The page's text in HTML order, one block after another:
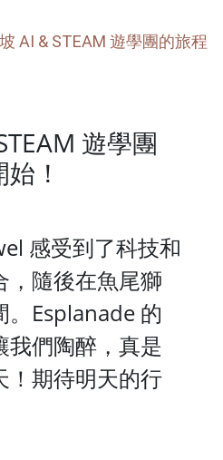
AI & STEAM 遊學團的旅程
遊學團
！
感受到了科技和
，隨後在魚尾獅
。Esplanade 的
我們陶醉，真是
！期待明天的行